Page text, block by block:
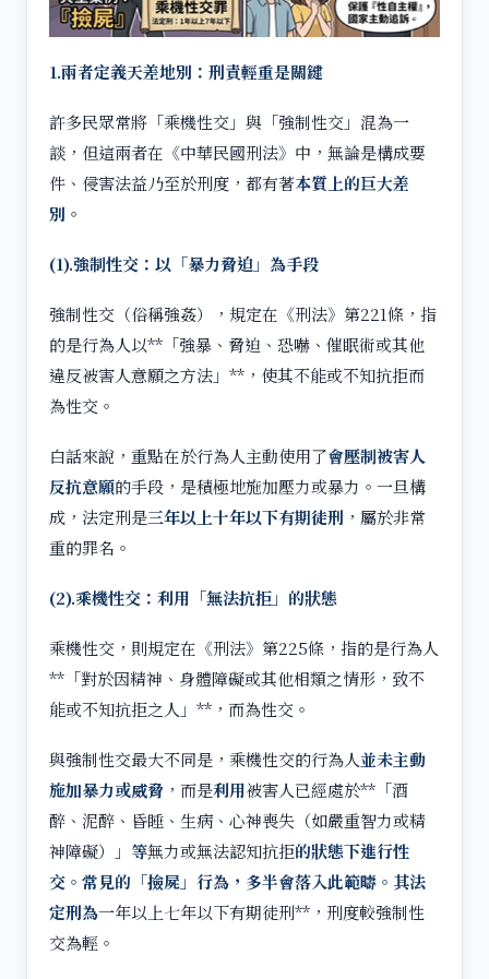
1.兩者定義天差地別：刑責輕重是關鍵
許多民眾常將「乘機性交」與「強制性交」混為一
談，但這兩者在《中華民國刑法》中，無論是構成要
件、侵害法益乃至於刑度，都有著本質上的巨大差
別 。
(1).強制性交：以「暴力脅迫」為手段
強制性交（俗稱強姦），規定在《刑法》第221條，指
的是行為人以**「強暴、脅迫、恐嚇、催眠術或其他
違反被害人意願之方法」**，使其不能或不知抗拒而
為性交。
白話來說，重點在於行為人主動使用了會壓制被害人
反抗意願的手段，是積極地施加壓力或暴力。一旦構
成，法定刑是三年以上十年以下有期徒刑 ，屬於非常
重的罪名。
(2).乘機性交：利用「無法抗拒」的狀態
乘機性交，則規定在《刑法》第225條，指的是行為人
**「對於因精神、身體障礙或其他相類之情形，致不
能或不知抗拒之人」**，而為性交。
與強制性交最大不同是，乘機性交的行為人並未主動
施加暴力或威脅 ，而是利用被害人已經處於**「酒
醉、泥醉、昏睡、生病、心神喪失（如嚴重智力或精
神障礙）」 等無力或無法認知抗拒的狀態下進行性
交。常見的「撿屍」行為，多半會落入此範疇。其法
定刑為一年以上七年以下有期徒刑**，刑度較強制性
交為輕。